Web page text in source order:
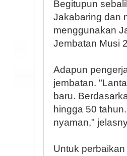
Begitupun
Jakabaring dan
menggunakan
Jembatan Musi
Adapun
jembatan.
baru.
hingga 50
nyaman,"
Untuk